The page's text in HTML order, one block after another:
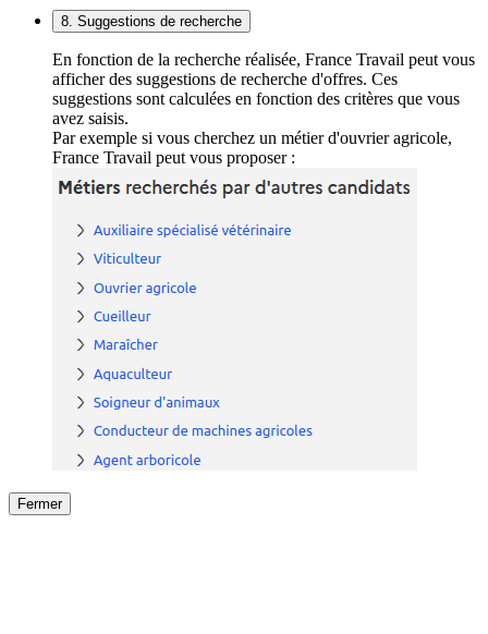
8. Suggestions de recherche
En fonction de la recherche réalisée, France Travail peut vous
afficher des suggestions de recherche d'offres. Ces
suggestions sont calculées en fonction des critères que vous
avez saisis.
Par exemple si vous cherchez un métier d'ouvrier agricole,
France Travail peut vous proposer :
Fermer